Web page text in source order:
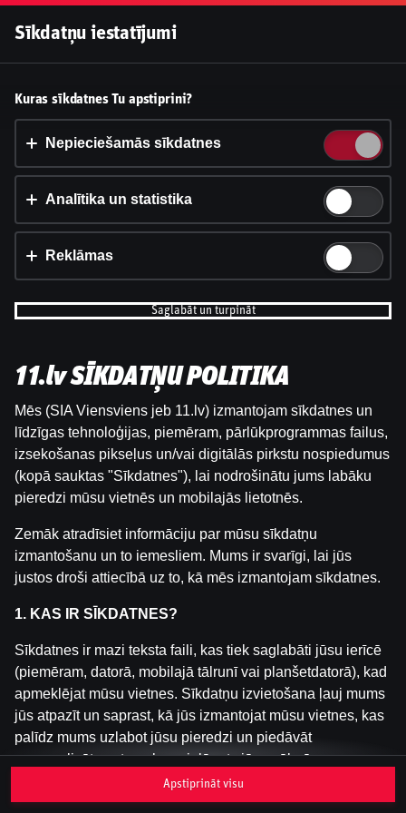
Šai spēlei nav pieejama demo versija. Lūdzu,
pieslēdzies, lai spēlētu ar īstu naudu.
Pieslēgties
Vai pieņemt sīkdatnes?
Šī vietne izmanto 3 dažādu veidu sīkdatnes: obligāti
nepieciešamās, analītikas un statistikas, reklāmas.
Iestatījumi un informācija
Sīkdatņu iestatījumi
Kuras sīkdatnes Tu apstiprini?
Nepieciešamās sīkdatnes
Analītika un statistika
Reklāmas
Saglabāt un turpināt
11.lv SĪKDATŅU POLITIKA
Mēs (SIA Viensviens jeb 11.lv) izmantojam sīkdatnes un
līdzīgas tehnoloģijas, piemēram, pārlūkprogrammas failus,
izsekošanas pikseļus un/vai digitālās pirkstu nospiedumus
(kopā sauktas "Sīkdatnes"), lai nodrošinātu jums labāku
pieredzi mūsu vietnēs un mobilajās lietotnēs.
Zemāk atradīsiet informāciju par mūsu sīkdatņu
izmantošanu un to iemesliem. Mums ir svarīgi, lai jūs
justos droši attiecībā uz to, kā mēs izmantojam sīkdatnes.
1. KAS IR SĪKDATNES?
Sīkdatnes ir mazi teksta faili, kas tiek saglabāti jūsu ierīcē
(piemēram, datorā, mobilajā tālrunī vai planšetdatorā), kad
apmeklējat mūsu vietnes. Sīkdatņu izvietošana ļauj mums
jūs atpazīt un saprast, kā jūs izmantojat mūsu vietnes, kas
palīdz mums uzlabot jūsu pieredzi un piedāvāt
personalizētu saturu, kas pielāgots jūsu vēlmēm.
Sīkdatnes var būt pagaidu (tā sauktas "sesijas sīkdatnes")
Apstiprināt visu